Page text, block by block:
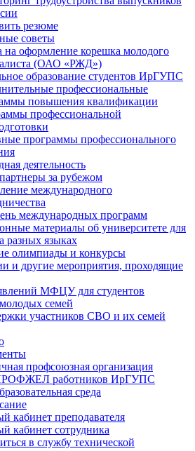
резюме
советы
на оформление корешка молодого
(ОАО «РЖД»)
образование студентов ИрГУПС
профессиональные
повышения квалификации
профессиональной
программы профессионального
деятельность
за рубежом
международного
международных программ
материалы об университете для
разных языках
олимпиады и конкурсы
и другие мероприятия, проходящие
МФЦУ для студентов
семей
участников СВО и их семей
профсоюзная организация
работников ИрГУПС
среда
кабинет преподавателя
кабинет сотрудника
в службу технической